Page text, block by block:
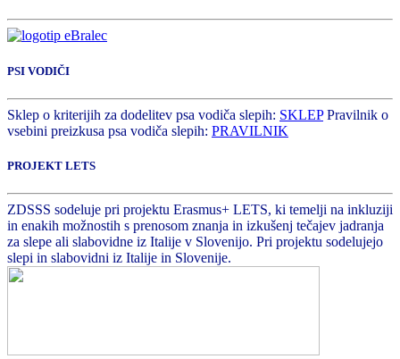
PSI VODIČI
Sklep o kriterijih za dodelitev psa vodiča slepih: SKLEPPravilnik o
vsebini preizkusa psa vodiča slepih: PRAVILNIK
PROJEKT LETS
ZDSSS sodeluje pri projektu Erasmus+ LETS, ki temelji na inkluziji
in enakih možnostih s prenosom znanja in izkušenj tečajev jadranja
za slepe ali slabovidne iz Italije v Slovenijo. Pri projektu sodelujejo
slepi in slabovidni iz Italije in Slovenije.